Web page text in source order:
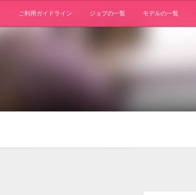
ご利用ガイドライン ジョブの一覧 モデルの一覧